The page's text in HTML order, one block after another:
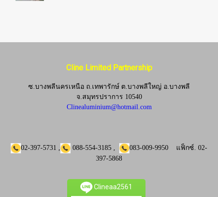
Cline Limited Partnership
ซ.บางพลีนครเหนือ ถ.เทพารักษ์ ต.บางพลีใหญ่ อ.บางพลี
จ.สมุทรปราการ 10540
Clinealuminium@hotmail.com
02-397-5731 , 088-554-3185 , 083-009-9950 แฟ็กซ์. 02-
397-5868
Clineaa2561